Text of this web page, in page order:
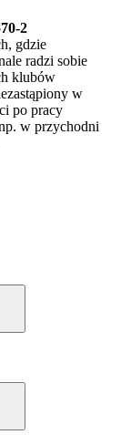
2
gdzie
radzi sobie
klubów
w
po pracy
w przychodni